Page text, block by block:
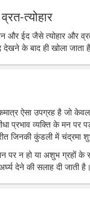
त्योहार
और ईद जैसे त्योहार और
के बाद ही खोला जाता
ऐसा उपग्रह है जो
प्रभाव व्यक्ति के मन
जिनकी कुंडली में चंद्रमा
न हो या अशुभ ग्रहों के
देने की सलाह दी जाती है।